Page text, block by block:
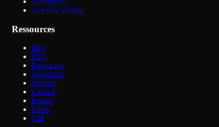
Notes de version
Ressources
Blog
FAQ
Parrainage
Newsletter
Support
Contact
Équipe
Démo
Call